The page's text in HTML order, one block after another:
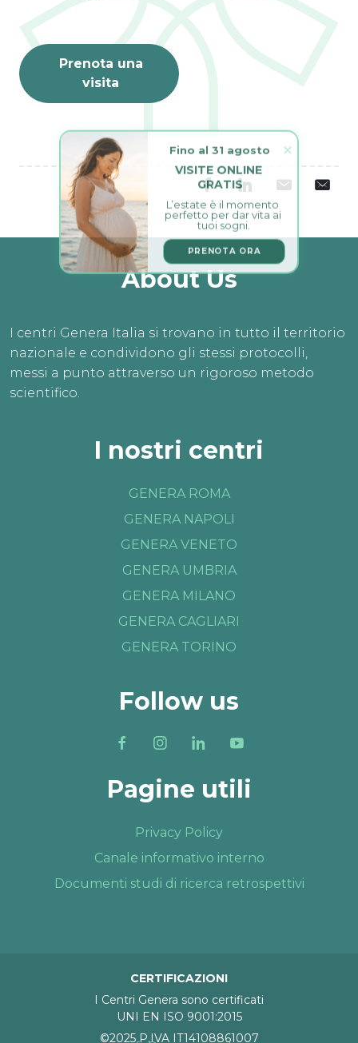
Prenota una
visita
About Us
I centri Genera Italia si trovano in tutto il territorio
nazionale e condividono gli stessi protocolli,
messi a punto attraverso un rigoroso metodo
scientifico.
I nostri centri
GENERA ROMA
GENERA NAPOLI
GENERA VENETO
GENERA UMBRIA
GENERA MILANO
GENERA CAGLIARI
GENERA TORINO
Follow us
Pagine utili
Privacy Policy
Canale informativo interno
Documenti studi di ricerca retrospettivi
CERTIFICAZIONI
I Centri Genera sono certificati
UNI EN ISO 9001:2015
©2025 P.IVA IT14108861007
VISITE ONLINE
GRATIS
L’estate è il momento
perfetto per dar vita ai
tuoi sogni.
PRENOTA ORA
Fino al 31 agosto